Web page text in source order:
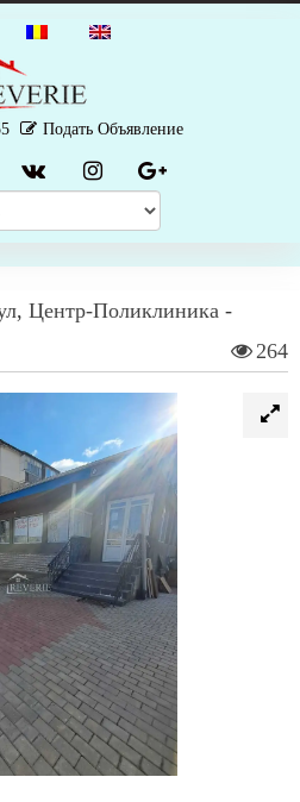
Подать Объявление
, Центр-Поликлиника -
264